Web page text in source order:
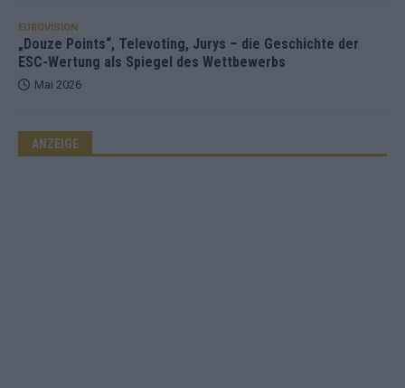
EUROVISION
„Douze Points“, Televoting, Jurys – die Geschichte der
ESC-Wertung als Spiegel des Wettbewerbs
Mai 2026
ANZEIGE